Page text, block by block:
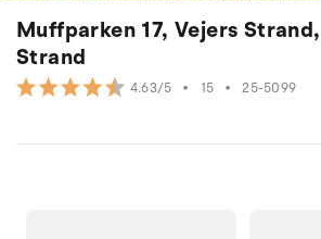
Muffparken 17, Vejers
Strand
4.63/5 • 15 • 25-5099